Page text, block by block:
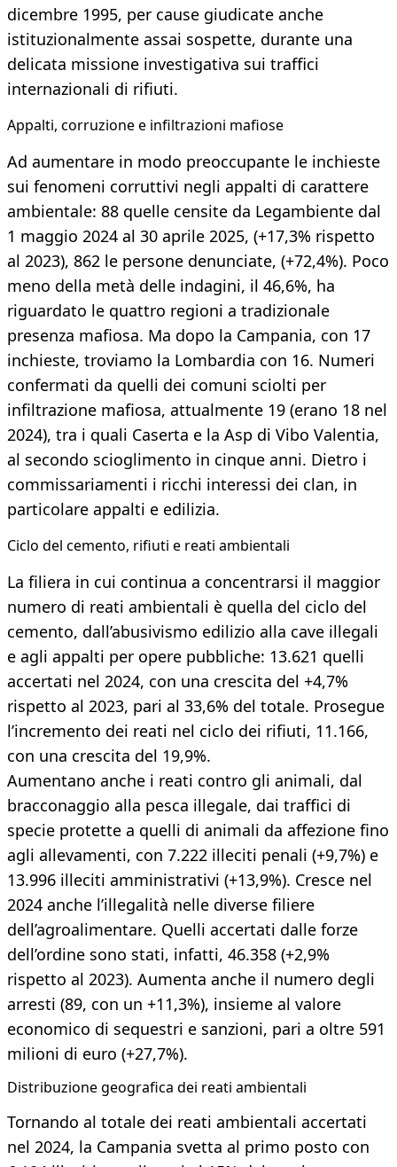
dicembre 1995, per cause giudicate anche
istituzionalmente assai sospette, durante una
delicata missione investigativa sui traffici
internazionali di rifiuti.
Appalti, corruzione e infiltrazioni mafiose
Ad aumentare in modo preoccupante le inchieste
sui fenomeni corruttivi negli appalti di carattere
ambientale: 88 quelle censite da Legambiente dal
1 maggio 2024 al 30 aprile 2025, (+17,3% rispetto
al 2023), 862 le persone denunciate, (+72,4%). Poco
meno della metà delle indagini, il 46,6%, ha
riguardato le quattro regioni a tradizionale
presenza mafiosa. Ma dopo la Campania, con 17
inchieste, troviamo la Lombardia con 16. Numeri
confermati da quelli dei comuni sciolti per
infiltrazione mafiosa, attualmente 19 (erano 18 nel
2024), tra i quali Caserta e la Asp di Vibo Valentia,
al secondo scioglimento in cinque anni. Dietro i
commissariamenti i ricchi interessi dei clan, in
particolare appalti e edilizia.
Ciclo del cemento, rifiuti e reati ambientali
La filiera in cui continua a concentrarsi il maggior
numero di reati ambientali è quella del ciclo del
cemento, dall’abusivismo edilizio alla cave illegali
e agli appalti per opere pubbliche: 13.621 quelli
accertati nel 2024, con una crescita del +4,7%
rispetto al 2023, pari al 33,6% del totale. Prosegue
l’incremento dei reati nel ciclo dei rifiuti, 11.166,
con una crescita del 19,9%.
Aumentano anche i reati contro gli animali, dal
bracconaggio alla pesca illegale, dai traffici di
specie protette a quelli di animali da affezione fino
agli allevamenti, con 7.222 illeciti penali (+9,7%) e
13.996 illeciti amministrativi (+13,9%). Cresce nel
2024 anche l’illegalità nelle diverse filiere
dell’agroalimentare. Quelli accertati dalle forze
dell’ordine sono stati, infatti, 46.358 (+2,9%
rispetto al 2023). Aumenta anche il numero degli
arresti (89, con un +11,3%), insieme al valore
economico di sequestri e sanzioni, pari a oltre 591
milioni di euro (+27,7%).
Distribuzione geografica dei reati ambientali
Tornando al totale dei reati ambientali accertati
nel 2024, la Campania svetta al primo posto con